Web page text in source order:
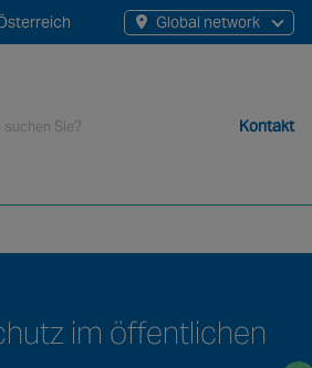
Global network
Kontakt
im öffentlichen